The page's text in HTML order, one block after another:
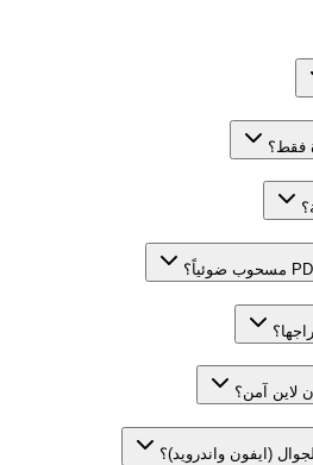
فقط؟
(ايفون واندرويد)؟